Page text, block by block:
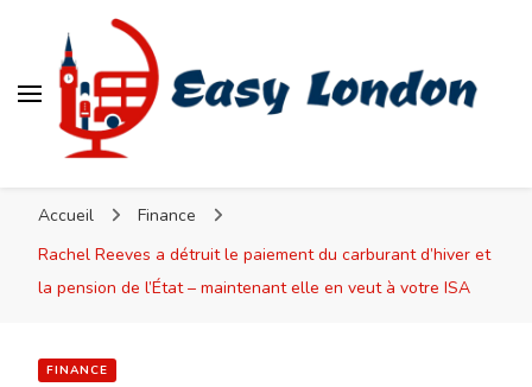
Accueil
Finance
Rachel Reeves a détruit le paiement du carburant d’hiver et
la pension de l’État – maintenant elle en veut à votre ISA
FINANCE